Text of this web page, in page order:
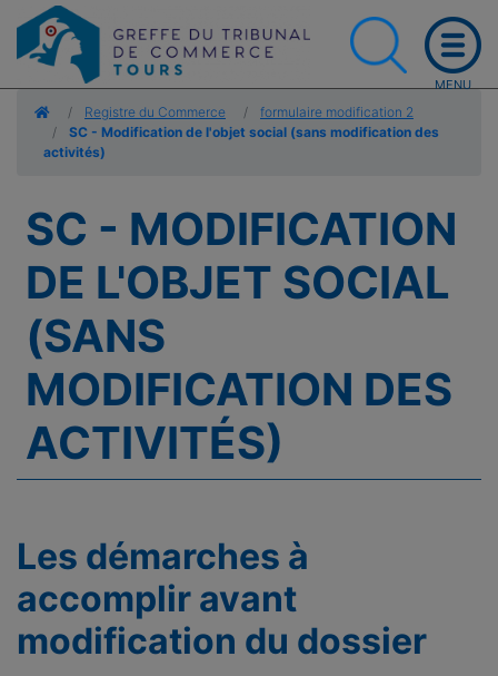
AccueilRegistre du Commerce
formulaire modification 2
SC - Modification de l'objet social (sans modification des
activités)
SC - MODIFICATION
DE L'OBJET SOCIAL
(SANS
MODIFICATION DES
ACTIVITÉS)
Les démarches à
accomplir avant
modification du dossier